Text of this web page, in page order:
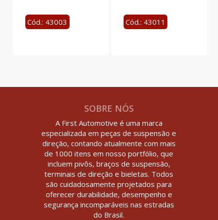
Cód.: 43003 Cód.: 43011
SOBRE NÓS
A First Automotive é uma marca
especializada em peças de suspensão e
direção, contando atualmente com mais
de 1000 itens em nosso portfólio, que
incluem pivôs, braços de suspensão,
terminais de direção e bieletas. Todos
são cuidadosamente projetados para
oferecer durabilidade, desempenho e
segurança incomparáveis nas estradas
do Brasil.